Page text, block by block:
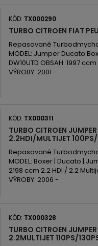
KÓD: TX000290
TURBO CITROEN FIAT
Repasované
MODEL: Jumper Ducato
DW10UTD OBSAH: 1997
VÝROBY: 2001 -
KÓD: TX000311
TURBO CITROEN
2.2HDI/MULTIJET
Repasované
MODEL: Boxer | Ducato |
2198 ccm 2.2 HDI / 2.2
VÝROBY: 2006 -
KÓD: TX000328
TURBO CITROEN
2.2MULTIJET 110PS/